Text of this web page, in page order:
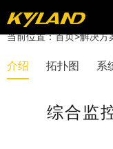
当前位置：首页>解决方
介绍 拓扑图 系
综合监